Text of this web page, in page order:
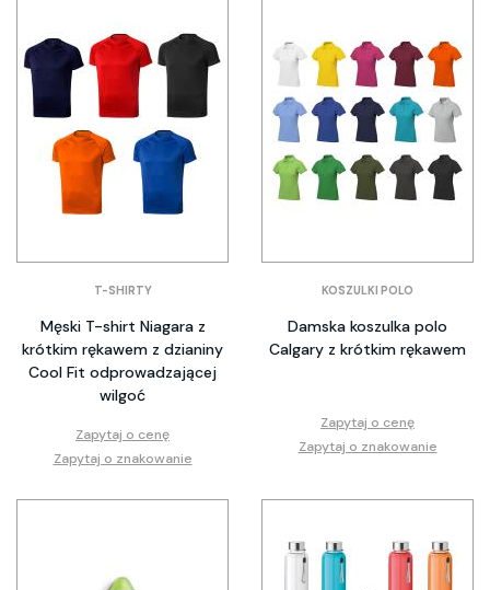
T-SHIRTY
Męski T-shirt Niagara z
krótkim rękawem z dzianiny
Cool Fit odprowadzającej
wilgoć
Zapytaj o cenę
Zapytaj o znakowanie
KOSZULKI POLO
Damska koszulka polo
Calgary z krótkim rękawem
Zapytaj o cenę
Zapytaj o znakowanie